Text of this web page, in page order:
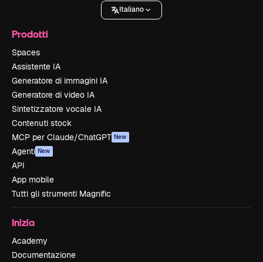
Italiano
Prodotti
Spaces
Assistente IA
Generatore di immagini IA
Generatore di video IA
Sintetizzatore vocale IA
Contenuti stock
MCP per Claude/ChatGPT New
Agenti New
API
App mobile
Tutti gli strumenti Magnific
Inizia
Academy
Documentazione